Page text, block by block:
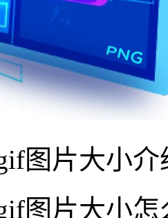
图片大小介
图片大小